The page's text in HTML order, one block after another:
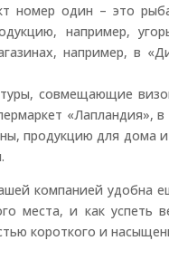
номер один – это
например,
например, в
совмещающие
«Лапландия»,
продукцию для дома
компанией удобна
места, и как успеть
короткого и